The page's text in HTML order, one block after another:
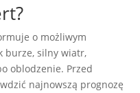
o możliwym
burze, silny wiatr,
oblodzenie. Przed
najnowszą prognozę